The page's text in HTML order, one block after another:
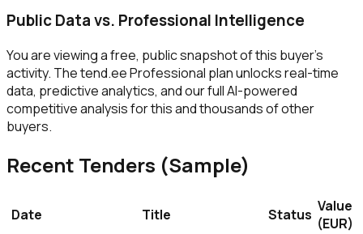
Public Data vs. Professional Intelligence
You are viewing a free, public snapshot of this buyer's
activity. The tend.ee Professional plan unlocks real-time
data, predictive analytics, and our full AI-powered
competitive analysis for this and thousands of other
buyers.
Recent Tenders (Sample)
Date Title Status Value
(EUR)